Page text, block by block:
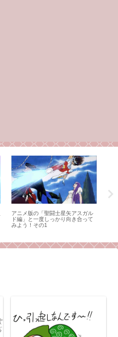
アニメ版の「聖闘士星矢アスガル
ド編」と一度しっかり向き合って
みよう！その1